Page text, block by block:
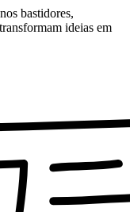
bastidores,
ideias em